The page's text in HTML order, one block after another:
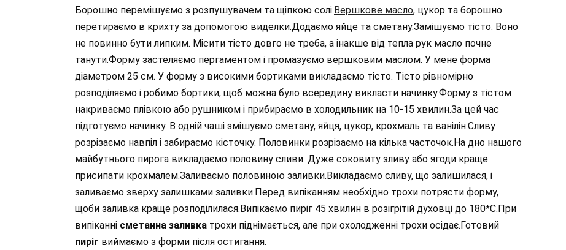
Борошно перемішуємо з розпушувачем та щіпкою солі.Вершкове масло, цукор та борошно
перетираємо в крихту за допомогою виделки.Додаємо яйце та сметану.Замішуємо тісто. Воно
не повинно бути липким. Місити тісто довго не треба, а інакше від тепла рук масло почне
танути.Форму застеляємо пергаментом і промазуємо вершковим маслом. У мене форма
діаметром 25 см. У форму з високими бортиками викладаємо тісто. Тісто рівномірно
розподіляємо і робимо бортики, щоб можна було всередину викласти начинку.Форму з тістом
накриваємо плівкою або рушником і прибираємо в холодильник на 10-15 хвилин.За цей час
підготуємо начинку. В одній чаші змішуємо сметану, яйця, цукор, крохмаль та ванілін.Сливу
розрізаємо навпіл і забираємо кісточку. Половинки розрізаємо на кілька часточок.На дно нашого
майбутнього пирога викладаємо половину сливи. Дуже соковиту зливу або ягоди краще
присипати крохмалем.Заливаємо половиною заливки.Викладаємо сливу, що залишилася, і
заливаємо зверху залишками заливки.Перед випіканням необхідно трохи потрясти форму,
щоби заливка краще розподілилася.Випікаємо пиріг 45 хвилин в розігрітій духовці до 180*С.При
випіканні сметанна заливка трохи піднімається, але при охолодженні трохи осідає.Готовий
пиріг виймаємо з форми після остигання.